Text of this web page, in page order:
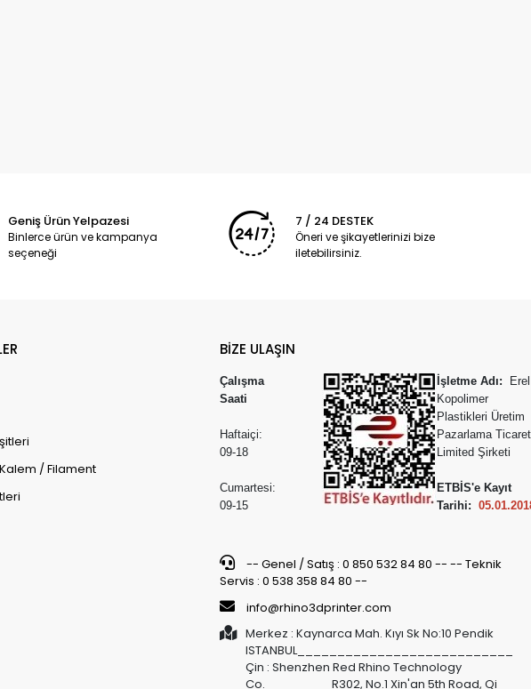
Geniş Ürün Yelpazesi
Binlerce ürün ve kampanya
seçeneği
7 / 24 DESTEK
Öneri ve şikayetlerinizi bize
iletebilirsiniz.
/ Filament
BİZE ULAŞIN
Çalışma
Saati
Haftaiçi:
09-18
Cumartesi:
09-15
İşletme Adı:
Erel
Kopolimer
Plastikleri Üretim
Pazarlama Ticaret
Limited Şirketi
ETBİS'e Kayıt
Tarihi:
-- Genel / Satış : 0 850 532 84 80 -- -- Teknik
Servis : 0 538 358 84 80 --
info@rhino3dprinter.com
Merkez : Kaynarca Mah. Kıyı Sk No:10 Pendik
ISTANBUL___________________________
Çin : Shenzhen Red Rhino Technology
Co.________ R302, No.1 Xin'an 5th Road, Qi